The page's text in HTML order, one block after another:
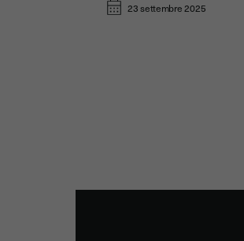
23 settembre 2025